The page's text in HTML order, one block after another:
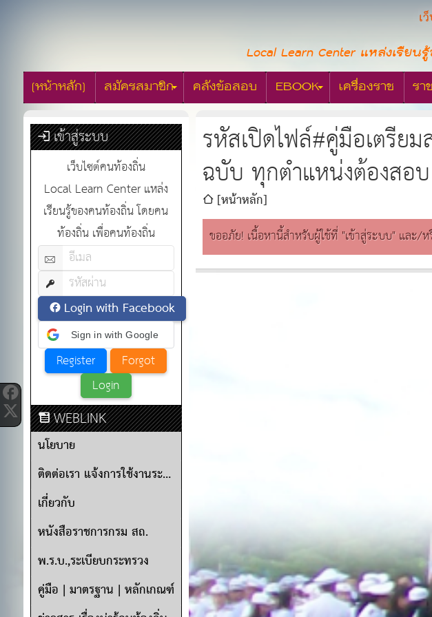
เ
Local Learn Center แหล่งเรีย
[หน้าหลัก] สมัครสมาชิก คลังข้อสอบ EBOOK เครื่องราช รา
เข้าสู่ระบบ
เว็บไซต์คนท้องถิ่น
Local Learn Center แหล่ง
เรียนรู้ของคนท้องถิ่น โดยคน
ท้องถิ่น เพื่อคนท้องถิ่น
Login with Facebook
Sign in with Google
WEBLINK
นโยบาย
ติดต่อเรา แจ้งการใช้งานระบบ
เกี่ยวกับ
หนังสือราชการกรม สถ.
พ.ร.บ.,ระเบียบกระทรวง
คู่มือ | มาตรฐาน | หลักเกณฑ์
รหัสเปิดไฟล์#คู่มือเตรีย
ฉบับ ทุกตำแหน่งต้องสอบ
[หน้าหลัก]
ขออภัย! เนื้อหานี้สำหรับผู้ใช้ที่ "เข้าสู่ระบบ" และ/